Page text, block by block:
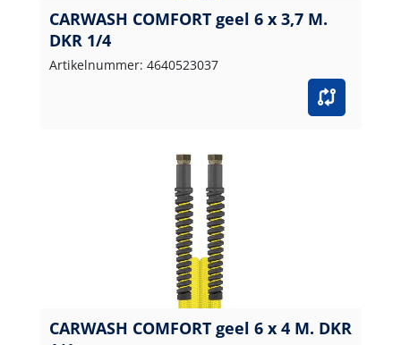
CARWASH COMFORT geel 6 x 3,7 M.
DKR 1/4
Artikelnummer: 4640523037
CARWASH COMFORT geel 6 x 4 M. DKR